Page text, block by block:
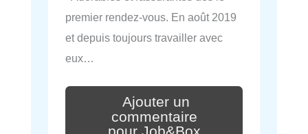
premier rendez-vous. En août 2019
et depuis toujours travailler avec
eux…
Ajouter un
commentaire